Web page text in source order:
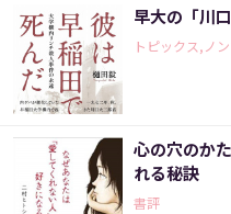
早大の「川
トピックス,ノ
心の穴のか
れる秘訣
書評